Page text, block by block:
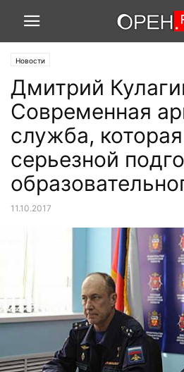
Новости
Дмитрий
Современная
служба,
серьезной
11.10.2017